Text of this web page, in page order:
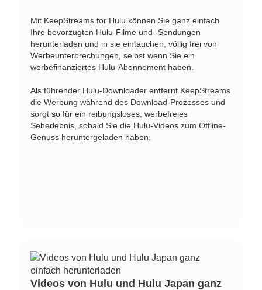
Mit KeepStreams for Hulu können Sie ganz einfach
Ihre bevorzugten Hulu-Filme und -Sendungen
herunterladen und in sie eintauchen, völlig frei von
Werbeunterbrechungen, selbst wenn Sie ein
werbefinanziertes Hulu-Abonnement haben.
Als führender Hulu-Downloader entfernt KeepStreams
die Werbung während des Download-Prozesses und
sorgt so für ein reibungsloses, werbefreies
Seherlebnis, sobald Sie die Hulu-Videos zum Offline-
Genuss heruntergeladen haben.
Videos von Hulu und Hulu Japan ganz